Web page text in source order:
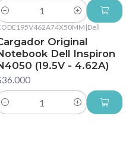
|Dell
Original
Dell Inspiron
(19.5V - 4.62A)